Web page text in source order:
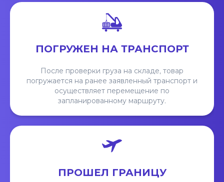
ПОГРУЖЕН НА ТРАНСПОРТ
После проверки груза на складе, товар
погружается на ранее заявленный транспорт и
осуществляет перемещение по
запланированному маршруту.
ПРОШЕЛ ГРАНИЦУ